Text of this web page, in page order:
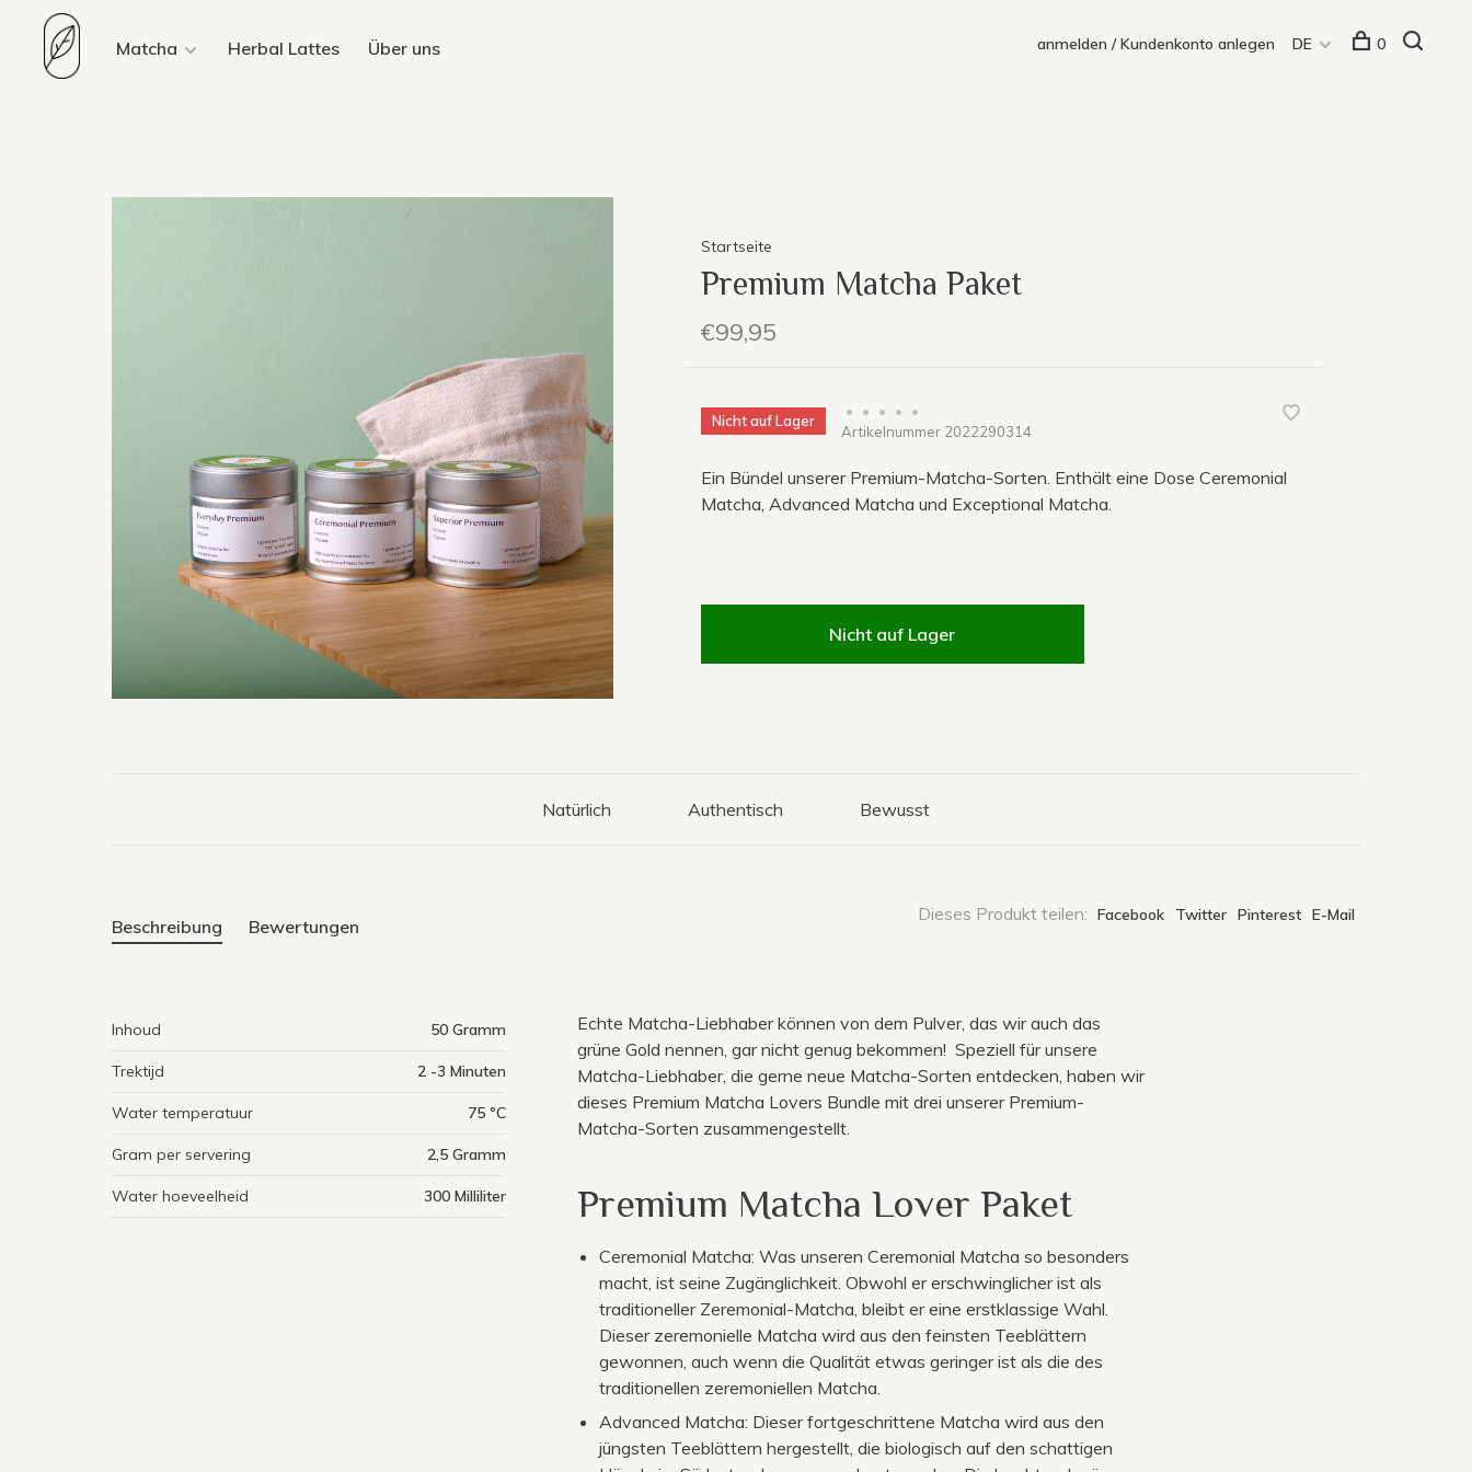
Matcha Herbal Lattes Über uns anmelden / Kundenkonto anlegen DE 0
Startseite
Premium Matcha Paket
€99,95
Nicht auf Lager
• • • •
•
Artikelnummer2022290314
Ein Bündel unserer Premium-Matcha-Sorten. Enthält eine Dose Ceremonial
Matcha, Advanced Matcha und Exceptional Matcha.
Nicht auf Lager
Natürlich Authentisch Bewusst
Dieses Produkt teilen: Facebook Twitter Pinterest E-Mail
Beschreibung Bewertungen
Inhoud 50 Gramm
Trektijd 2 -3 Minuten
Water temperatuur 75 ºC
Gram per servering 2,5 Gramm
Water hoeveelheid 300 Milliliter
Echte Matcha-Liebhaber können von dem Pulver, das wir auch das
grüne Gold nennen, gar nicht genug bekommen! Speziell für unsere
Matcha-Liebhaber, die gerne neue Matcha-Sorten entdecken, haben wir
dieses Premium Matcha Lovers Bundle mit drei unserer Premium-
Matcha-Sorten zusammengestellt.
Premium Matcha Lover Paket
Ceremonial Matcha: Was unseren Ceremonial Matcha so besonders
macht, ist seine Zugänglichkeit. Obwohl er erschwinglicher ist als
traditioneller Zeremonial-Matcha, bleibt er eine erstklassige Wahl.
Dieser zeremonielle Matcha wird aus den feinsten Teeblättern
gewonnen, auch wenn die Qualität etwas geringer ist als die des
traditionellen zeremoniellen Matcha.
Advanced Matcha: Dieser fortgeschrittene Matcha wird aus den
jüngsten Teeblättern hergestellt, die biologisch auf den schattigen